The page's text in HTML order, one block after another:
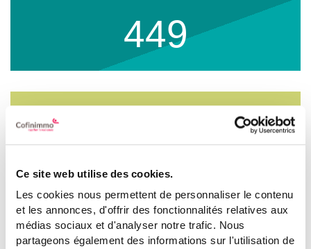
Ce site web utilise des cookies.
Les cookies nous permettent de personnaliser le contenu
et les annonces, d'offrir des fonctionnalités relatives aux
médias sociaux et d'analyser notre trafic. Nous
partageons également des informations sur l'utilisation de
449
100